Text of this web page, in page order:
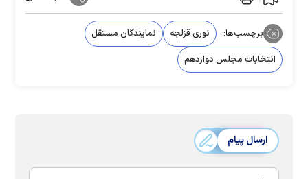
برچسب‌ها: نوری قزلجه
نمایندگان مستقل
انتخابات مجلس دوازدهم
ارسال پیام